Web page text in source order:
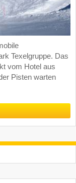
Texelgruppe. Das
vom Hotel aus
Pisten warten